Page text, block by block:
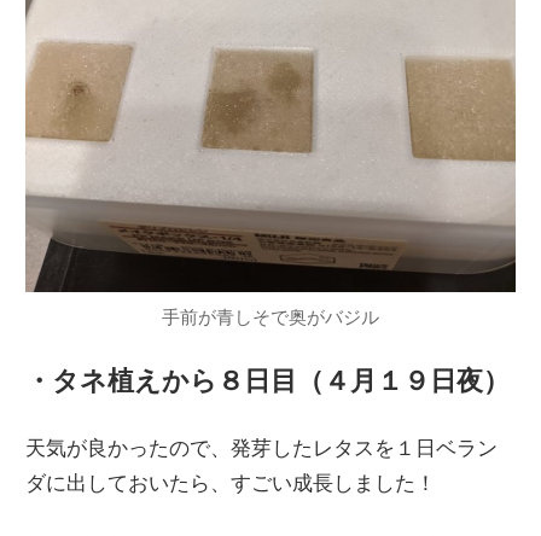
手前が青しそで奥がバジル
・タネ植えから８日目（４月１９日夜）
天気が良かったので、発芽したレタスを１日ベラン
ダに出しておいたら、すごい成長しました！